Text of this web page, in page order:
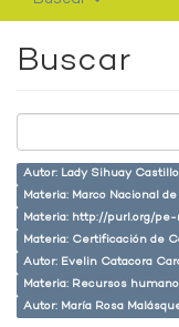
Buscar
Autor: Lady Sihuay
Materia: Marco Nacional
Materia: http://purl.org/
Materia: Certificación de
Autor: Evelin Catacora
Materia: Recursos
Autor: María Rosa